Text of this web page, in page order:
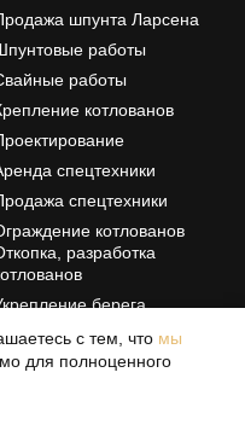
шпунта Ларсена
работы
работы
котлованов
спецтехники
спецтехники
котлованов
разработка
берега
грунтов
фундаменты
с тем, что мы
для полноценного